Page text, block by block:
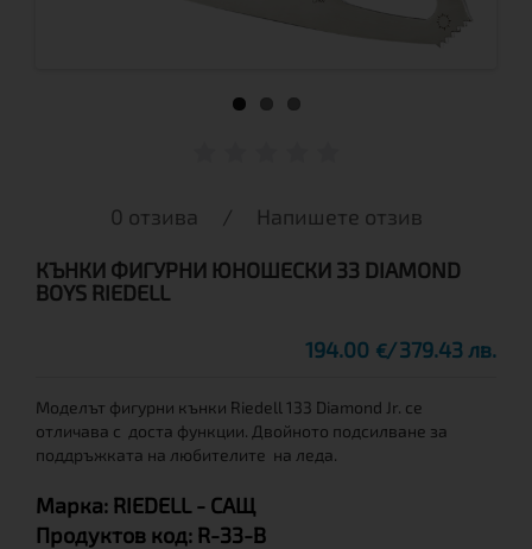
0 отзива / Напишете отзив
КЪНКИ ФИГУРНИ ЮНОШЕСКИ 33 DIAMOND
BOYS RIEDELL
194.00 € 379.43 лв.
Моделът фигурни кънки Riedell 133 Diamond Jr. се
отличава с доста функции. Двойното подсилване за
поддръжката на любителите на леда.
Марка: RIEDELL - САЩ
Продуктов код: R-33-B